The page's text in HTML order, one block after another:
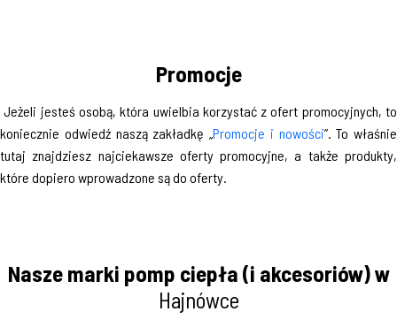
Promocje
Jeżeli jesteś osobą, która uwielbia korzystać z ofert promocyjnych, to
koniecznie odwiedź naszą zakładkę „Promocje i nowości”. To właśnie
tutaj znajdziesz najciekawsze oferty promocyjne, a także produkty,
które dopiero wprowadzone są do oferty.
Nasze marki pomp ciepła (i akcesoriów) w
Hajnówce